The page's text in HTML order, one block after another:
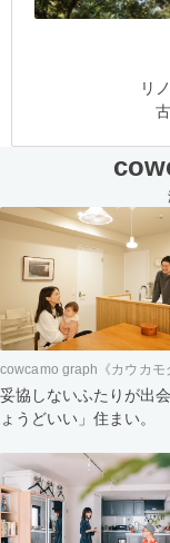
リ
cowcamo graph《カウカモ
妥協しないふたりが出
ょうどいい」住まい。